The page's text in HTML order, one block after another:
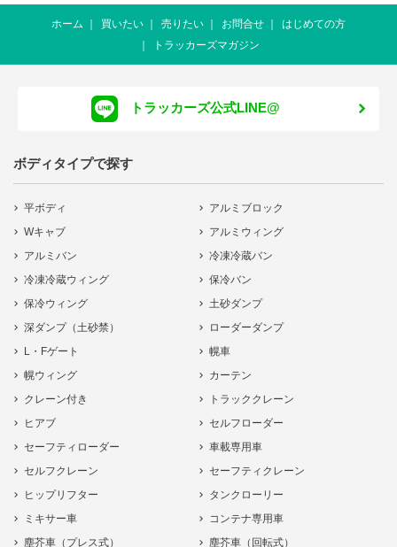
ホーム 買いたい 売りたい お問合せ
はじめての方
トラッカーズマガジン
トラッカーズ公式LINE@
ボディタイプで探す
平ボディ
アルミブロック
Wキャブ
アルミウィング
アルミバン
冷凍冷蔵バン
冷凍冷蔵ウィング
保冷バン
保冷ウィング
土砂ダンプ
深ダンプ（土砂禁）
ローダーダンプ
L・Fゲート
幌車
幌ウィング
カーテン
クレーン付き
トラッククレーン
ヒアブ
セルフローダー
セーフティローダー
車載専用車
セルフクレーン
セーフティクレーン
ヒップリフター
タンクローリー
ミキサー車
コンテナ専用車
塵芥車（プレス式）
塵芥車（回転式）